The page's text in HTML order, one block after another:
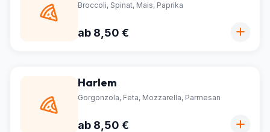
Broccoli, Spinat, Mais, Paprika
ab 8,50 €
Harlem
Gorgonzola, Feta, Mozzarella, Parmesan
ab 8,50 €